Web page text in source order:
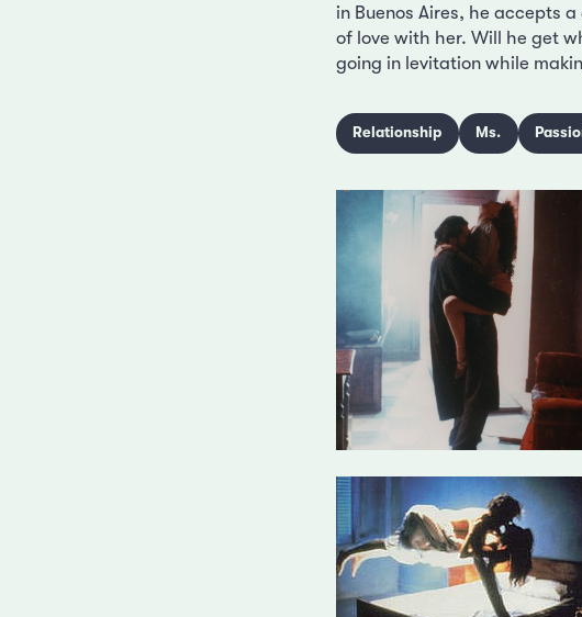
in Buenos Aires, he accepts
of love with her. Will he get
going in levitation while
Relationship Ms.